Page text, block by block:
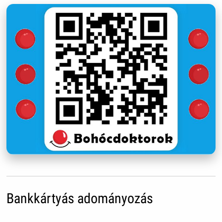
Bankkártyás adományozás